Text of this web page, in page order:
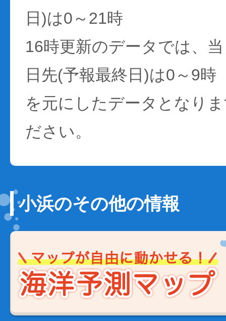
日)は0～21時
16時更新のデータでは、
日先(予報最終日)は0～9時
を元にしたデータとなり
ださい。
小浜のその他の情報